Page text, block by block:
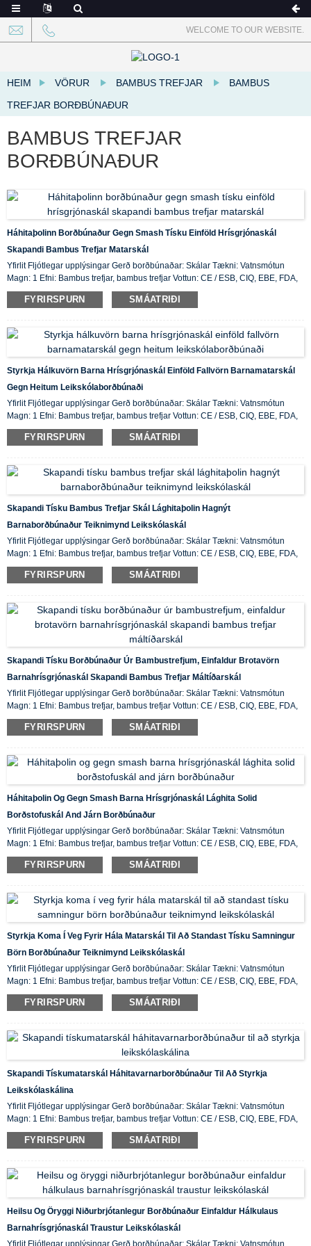
WELCOME TO OUR WEBSITE.
HEIM VÖRUR BAMBUS TREFJAR
BAMBUS
TREFJAR BORÐBÚNAÐUR
BAMBUS TREFJAR
BORÐBÚNAÐUR
Háhitaþolinn Borðbúnaður Gegn Smash Tísku Einföld Hrísgrjónaskál
Skapandi Bambus Trefjar Matarskál
Yfirlit Fljótlegar upplýsingar Gerð borðbúnaðar: Skálar Tækni: Vatnsmótun
Magn: 1 Efni: Bambus trefjar, bambus trefjar Vottun: CE / ESB, CIQ, EBE, FDA,
LFGB, SGS Eiginleiki: Vistvænn, birgðir upprunastaður: ...
FYRIRSPURN SMÁATRIÐI
Styrkja Hálkuvörn Barna Hrísgrjónaskál Einföld Fallvörn Barnamatarskál
Gegn Heitum Leikskólaborðbúnaði
Yfirlit Fljótlegar upplýsingar Gerð borðbúnaðar: Skálar Tækni: Vatnsmótun
Magn: 1 Efni: Bambus trefjar, bambus trefjar Vottun: CE / ESB, CIQ, EBE, FDA,
LFGB, SGS Eiginleiki: Vistvænn, birgðir upprunastaður: ...
FYRIRSPURN SMÁATRIÐI
Skapandi Tísku Bambus Trefjar Skál Lághitaþolin Hagnýt
Barnaborðbúnaður Teiknimynd Leikskólaskál
Yfirlit Fljótlegar upplýsingar Gerð borðbúnaðar: Skálar Tækni: Vatnsmótun
Magn: 1 Efni: Bambus trefjar, bambus trefjar Vottun: CE / ESB, CIQ, EBE, FDA,
LFGB, SGS Eiginleiki: Vistvænn, birgðir upprunastaður: ...
FYRIRSPURN SMÁATRIÐI
Skapandi Tísku Borðbúnaður Úr Bambustrefjum, Einfaldur Brotavörn
Barnahrísgrjónaskál Skapandi Bambus Trefjar Máltíðarskál
Yfirlit Fljótlegar upplýsingar Gerð borðbúnaðar: Skálar Tækni: Vatnsmótun
Magn: 1 Efni: Bambus trefjar, bambus trefjar Vottun: CE / ESB, CIQ, EBE, FDA,
LFGB, SGS Eiginleiki: Vistvænn, birgðir upprunastaður: ...
FYRIRSPURN SMÁATRIÐI
Háhitaþolin Og Gegn Smash Barna Hrísgrjónaskál Lághita Solid
Borðstofuskál And Járn Borðbúnaður
Yfirlit Fljótlegar upplýsingar Gerð borðbúnaðar: Skálar Tækni: Vatnsmótun
Magn: 1 Efni: Bambus trefjar, bambus trefjar Vottun: CE / ESB, CIQ, EBE, FDA,
LFGB, SGS Eiginleiki: Vistvænn, birgðir upprunastaður: ...
FYRIRSPURN SMÁATRIÐI
Styrkja Koma Í Veg Fyrir Hála Matarskál Til Að Standast Tísku Samningur
Börn Borðbúnaður Teiknimynd Leikskólaskál
Yfirlit Fljótlegar upplýsingar Gerð borðbúnaðar: Skálar Tækni: Vatnsmótun
Magn: 1 Efni: Bambus trefjar, bambus trefjar Vottun: CE / ESB, CIQ, EBE, FDA,
LFGB, SGS Eiginleiki: Vistvænn, birgðir upprunastaður: ...
FYRIRSPURN SMÁATRIÐI
Skapandi Tískumatarskál Háhitavarnarborðbúnaður Til Að Styrkja
Leikskólaskálina
Yfirlit Fljótlegar upplýsingar Gerð borðbúnaðar: Skálar Tækni: Vatnsmótun
Magn: 1 Efni: Bambus trefjar, bambus trefjar Vottun: CE / ESB, CIQ, EBE, FDA,
LFGB, SGS Eiginleiki: Vistvænn, birgðir upprunastaður: ...
FYRIRSPURN SMÁATRIÐI
Heilsu Og Öryggi Niðurbrjótanlegur Borðbúnaður Einfaldur Hálkulaus
Barnahrísgrjónaskál Traustur Leikskólaskál
Yfirlit Fljótlegar upplýsingar Gerð borðbúnaðar: Skálar Tækni: Vatnsmótun